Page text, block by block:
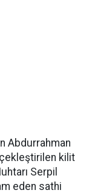
Abdurrahman
kilit
Serpil
eden sathi